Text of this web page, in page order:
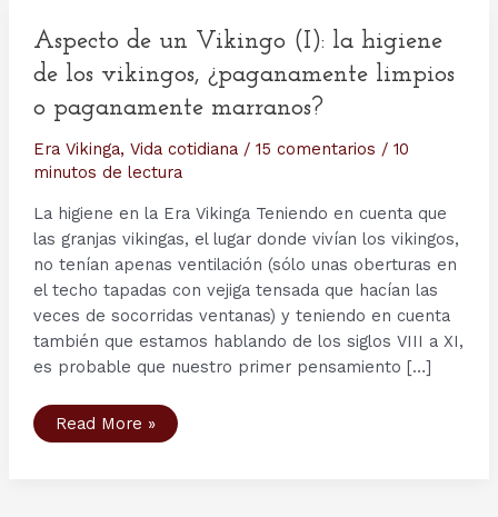
Aspecto de un Vikingo (I): la higiene
de los vikingos, ¿paganamente limpios
o paganamente marranos?
Era Vikinga, Vida cotidiana/ 15 comentarios / 10
minutos de lectura
La higiene en la Era Vikinga Teniendo en cuenta que
las granjas vikingas, el lugar donde vivían los vikingos,
no tenían apenas ventilación (sólo unas oberturas en
el techo tapadas con vejiga tensada que hacían las
veces de socorridas ventanas) y teniendo en cuenta
también que estamos hablando de los siglos VIII a XI,
es probable que nuestro primer pensamiento […]
Aspecto
de
Read More »